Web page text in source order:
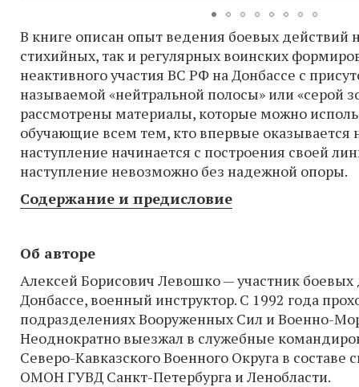
В книге описан опыт ведения боевых действий
стихийных, так и регулярных воинских
неактивного участия ВС РФ на Донбассе с
называемой «нейтральной полосы» или «серой
рассмотрены материалы, которые можно
обучающие всем тем, кто впервые оказывается
наступление начинается с построения своей
наступление невозможно без надежной опоры.
Содержание и предисловие
Об авторе
Алексей Борисович Левошко — участник боевых
Донбассе, военный инструктор. С 1992 года
подразделениях Вооруженных Сил и Военно-
Неоднократно выезжал в служебные
Северо-Кавказского Военного Округа в составе
ОМОН ГУВД Санкт-Петербурга и Ленобласти.